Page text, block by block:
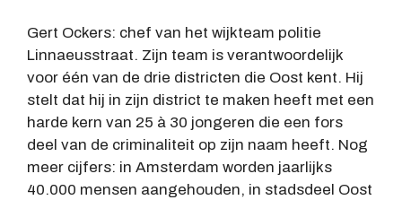
Gert Ockers: chef van het wijkteam politie
Linnaeusstraat. Zijn team is verantwoordelijk
voor één van de drie districten die Oost kent. Hij
stelt dat hij in zijn district te maken heeft met een
harde kern van 25 à 30 jongeren die een fors
deel van de criminaliteit op zijn naam heeft. Nog
meer cijfers: in Amsterdam worden jaarlijks
40.000 mensen aangehouden, in stadsdeel Oost